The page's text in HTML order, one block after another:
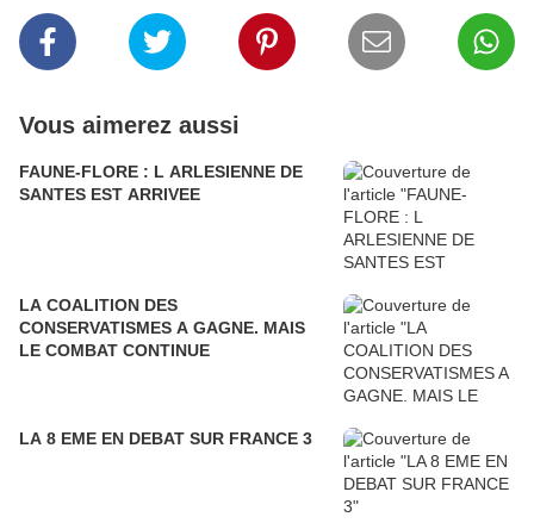
Vous aimerez aussi
FAUNE-FLORE : L ARLESIENNE DE
SANTES EST ARRIVEE
LA COALITION DES
CONSERVATISMES A GAGNE. MAIS
LE COMBAT CONTINUE
LA 8 EME EN DEBAT SUR FRANCE 3